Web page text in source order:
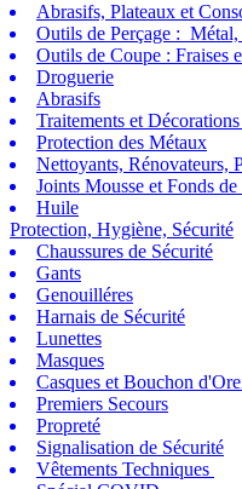
Abrasifs, Plateaux et
Outils de Perçage :
Outils de Coupe : Fraises
Droguerie
Abrasifs
Traitements et
Protection des Métaux
Nettoyants, Rénovateurs,
Joints Mousse et Fonds de
Huile
Protection, Hygiène, Sécurité
Chaussures de Sécurité
Gants
Genouilléres
Harnais de Sécurité
Lunettes
Masques
Casques et Bouchon
Premiers Secours
Propreté
Signalisation de Sécurité
Vêtements Techniques